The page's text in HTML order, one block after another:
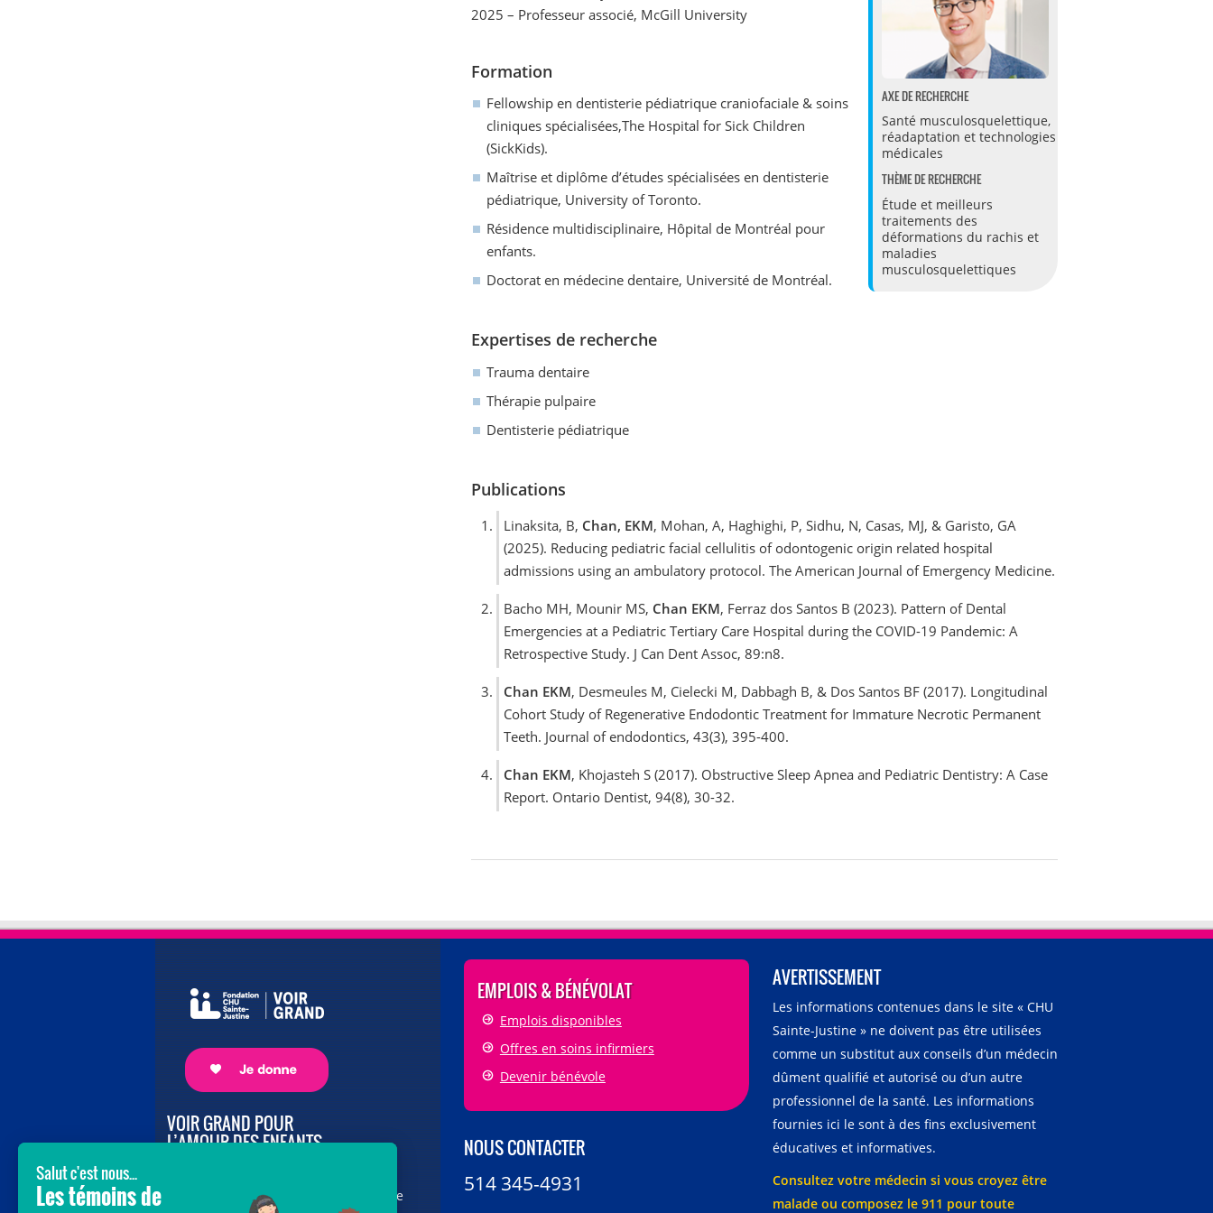
AXE DE RECHERCHE
Santé musculosquelettique,
réadaptation et technologies
médicales
THÈME DE RECHERCHE
Étude et meilleurs
traitements des
déformations du rachis et
maladies
musculosquelettiques
2025 – Professeur associé, McGill University
Formation
Fellowship en dentisterie pédiatrique craniofaciale & soins
cliniques spécialisées,The Hospital for Sick Children
(SickKids).
Maîtrise et diplôme d’études spécialisées en dentisterie
pédiatrique, University of Toronto.
Résidence multidisciplinaire, Hôpital de Montréal pour
enfants.
Doctorat en médecine dentaire, Université de Montréal.
Expertises de recherche
Trauma dentaire
Thérapie pulpaire
Dentisterie pédiatrique
Publications
Linaksita, B, Chan, EKM, Mohan, A, Haghighi, P, Sidhu, N, Casas, MJ, & Garisto, GA
(2025). Reducing pediatric facial cellulitis of odontogenic origin related hospital
admissions using an ambulatory protocol. The American Journal of Emergency Medicine.
Bacho MH, Mounir MS, Chan EKM, Ferraz dos Santos B (2023). Pattern of Dental
Emergencies at a Pediatric Tertiary Care Hospital during the COVID-19 Pandemic: A
Retrospective Study. J Can Dent Assoc, 89:n8.
Chan EKM, Desmeules M, Cielecki M, Dabbagh B, & Dos Santos BF (2017). Longitudinal
Cohort Study of Regenerative Endodontic Treatment for Immature Necrotic Permanent
Teeth. Journal of endodontics, 43(3), 395-400.
Chan EKM, Khojasteh S (2017). Obstructive Sleep Apnea and Pediatric Dentistry: A Case
Report. Ontario Dentist, 94(8), 30-32.
VOIR GRAND POUR
L’AMOUR DES ENFANTS
vous au cœur de la campagne majeure
EMPLOIS & BÉNÉVOLAT
Emplois disponibles
Offres en soins infirmiers
Devenir bénévole
NOUS CONTACTER
514 345-4931
AVERTISSEMENT
Les informations contenues dans le site « CHU
Sainte-Justine » ne doivent pas être utilisées
comme un substitut aux conseils d’un médecin
dûment qualifié et autorisé ou d’un autre
professionnel de la santé. Les informations
fournies ici le sont à des fins exclusivement
éducatives et informatives.
Consultez votre médecin si vous croyez être
malade ou composez le 911 pour toute